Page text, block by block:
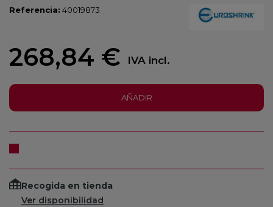
Referencia: 40019873
268,84 € IVA incl.
AÑADIR
Recogida en tienda
Ver disponibilidad